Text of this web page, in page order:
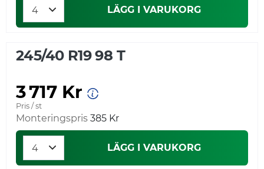
LÄGG I VARUKORG
245/40 R19 98 T
3 717 Kr
Pris / st
Monteringspris 385 Kr
LÄGG I VARUKORG